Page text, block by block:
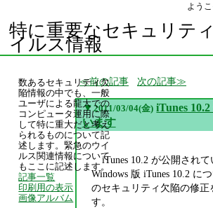
よう
特に重要なセキュリテ
イルス情報
前の記事 次の記事
▼ 2011/03/04(金) iTunes
います
iTunes 10.2 が公開されて
Windows 版 iTunes 10.2 に
のセキュリティ欠陥の修正
す。
数あるセキュリティ欠
陥情報の中でも、一般
ユーザによる龍大での
コンピュータ運用に際
して特に重大だと考え
られるものについて記
述します。緊急のウイ
ルス関連情報について
もここに記述します。
記事一覧
印刷用の表示
画像アルバム